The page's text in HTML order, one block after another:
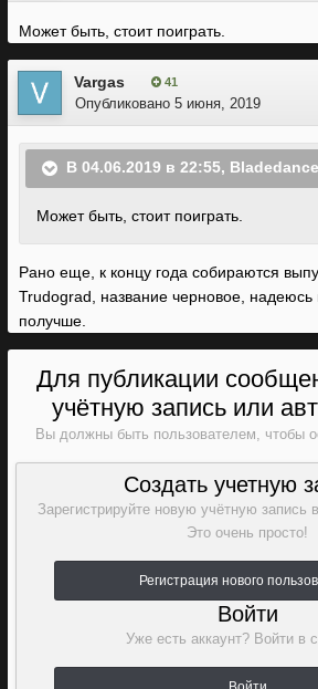
Может быть, стоит поиграть.
Vargas 41
Опубликовано 5 июня, 2019
В 04.06.2019 в 22:55,
Может быть, стоит поиграть.
Рано еще, к концу года собираются
Trudograd, название черновое,
получше.
Для публикации
учётную запись или
Вы должны быть пользователем, чтобы
Создать учетную
Зарегистрируйте новую учётную
Это очень просто!
Регистрация нового
Войти
Уже есть аккаунт? Войти в